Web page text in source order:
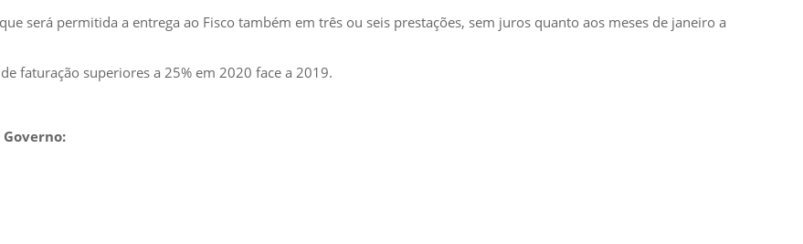
será permitida a entrega ao Fisco também em três ou seis prestações, sem juros quanto aos meses de janeiro a
faturação superiores a 25% em 2020 face a 2019.